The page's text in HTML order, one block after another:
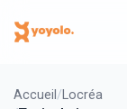
Accueil
Locréa